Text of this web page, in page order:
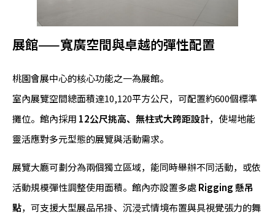
展館——寬廣空間與卓越的彈性配置
桃園會展中心的核心功能之一為展館。
室內展覽空間總面積達10,120平方公尺，可配置約600個標準
攤位。館內採用 12公尺挑高、無柱式大跨距設計，使場地能
靈活應對多元型態的展覽與活動需求。
展覽大廳可劃分為兩個獨立區域，能同時舉辦不同活動，或依
活動規模彈性調整使用面積。館內亦設置多處Rigging 懸吊
點，可支援大型展品吊掛、沉浸式情境布置與具視覺張力的舞